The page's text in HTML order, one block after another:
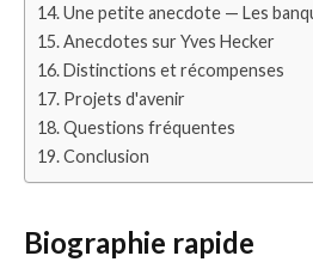
Une petite anecdote — Les
Anecdotes sur Yves Hecker
Distinctions et récompenses
Projets d'avenir
Questions fréquentes
Conclusion
Biographie rapide